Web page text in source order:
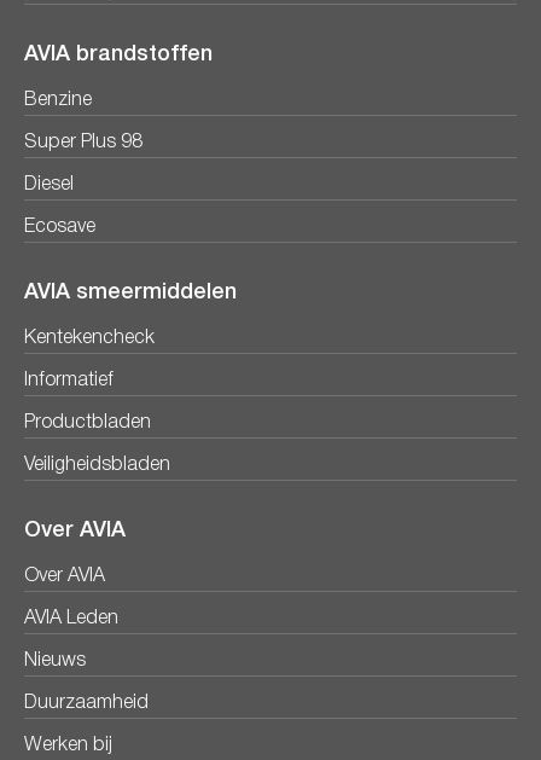
AVIA brandstoffen
Benzine
Super Plus 98
Diesel
Ecosave
AVIA smeermiddelen
Kentekencheck
Informatief
Productbladen
Veiligheidsbladen
Over AVIA
Over AVIA
AVIA Leden
Nieuws
Duurzaamheid
Werken bij